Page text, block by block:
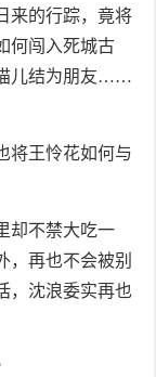
来的行踪，竟将
何闯入死城古
儿结为朋友……
将王怜花如何与
却不禁大吃一
，再也不会被别
，沈浪委实再也